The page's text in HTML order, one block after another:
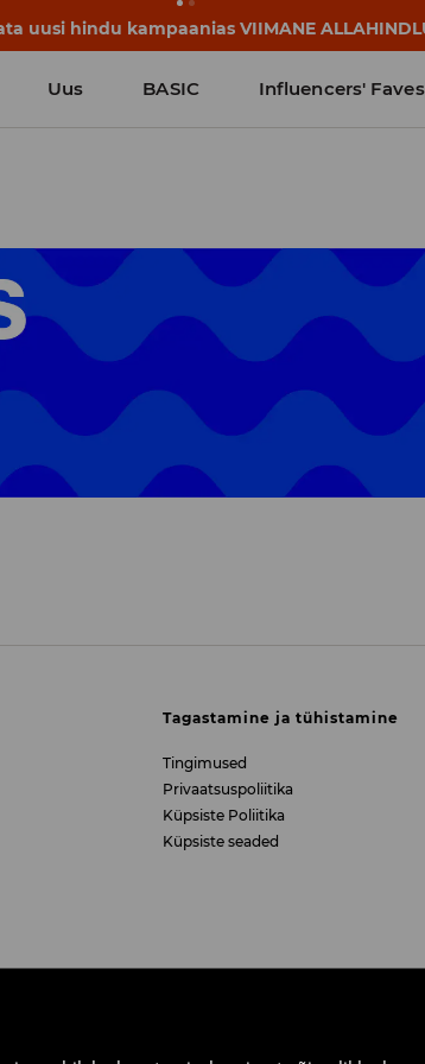
uusi hindu kampaanias VIIMANE
Uus BASIC Influencers' Faves
Tagastamine ja tühistamine
Tingimused
Privaatsuspoliitika
Küpsiste Poliitika
Küpsiste seaded